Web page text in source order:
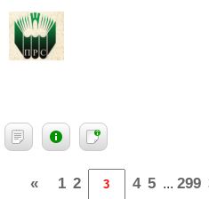
« 1 2 4 5 ... 299